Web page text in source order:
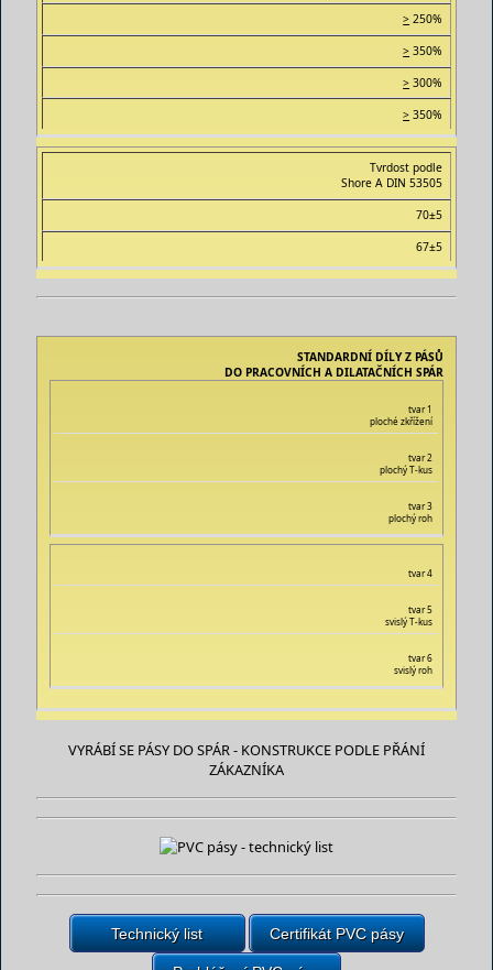
> 250%
> 350%
> 300%
> 350%
Tvrdost podle
Shore A DIN 53505
70±5
67±5
STANDARDNÍ DÍLY Z PÁSŮ
DO PRACOVNÍCH A DILATAČNÍCH SPÁR
tvar 1
ploché zkřížení
tvar 2
plochý T-kus
tvar 3
plochý roh
tvar 4
tvar 5
svislý T-kus
tvar 6
svislý roh
VYRÁBÍ SE PÁSY DO SPÁR - KONSTRUKCE PODLE PŘÁNÍ
ZÁKAZNÍKA
Technický list Certifikát PVC pásy